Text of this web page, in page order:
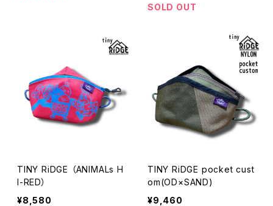
SOLD OUT
TINY RiDGE （ANIMALs H
I-RED）
¥8,580
TINY RiDGE pocket cust
om(OD×SAND)
¥9,460